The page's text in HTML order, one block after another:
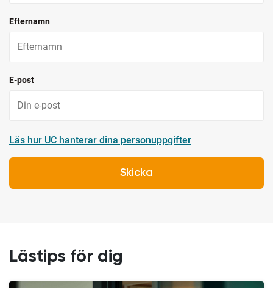
Efternamn
E-post
Läs hur UC hanterar dina personuppgifter
Skicka
Lästips för dig